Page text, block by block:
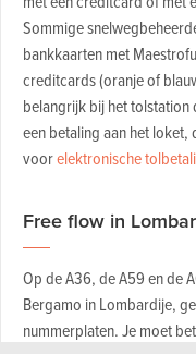
Sommige
bankkaarten met
creditcards (oranje of
belangrijk bij het
een betaling aan het
voorelektronische
Free flow in
Op de A36, de A59 en de
Bergamo in Lombardije,
nummerplaten. Je moet